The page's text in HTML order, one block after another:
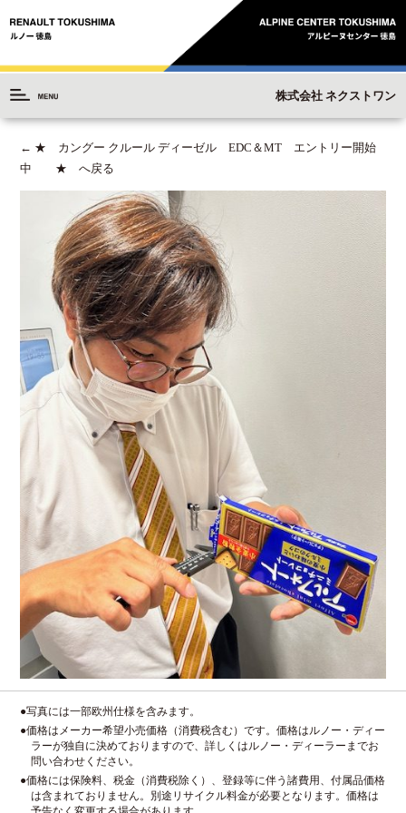
株式会社 ネクストワン
← ★ カングー クルール ディーゼル EDC＆MT エントリー開始
中 ★ へ戻る
●写真には一部欧州仕様を含みます。
●価格はメーカー希望小売価格（消費税含む）です。価格はルノー・ディー
ラーが独自に決めておりますので、詳しくはルノー・ディーラーまでお
問い合わせください。
●価格には保険料、税金（消費税除く）、登録等に伴う諸費用、付属品価格
は含まれておりません。別途リサイクル料金が必要となります。価格は